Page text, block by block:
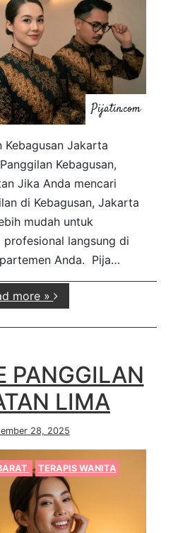
Pijatin.com
Kebagusan Jakarta
Kebagusan,
Jika Anda mencari
di Kebagusan, Jakarta
mudah untuk
langsung di
Anda. Pija…
more »
PANGGILAN
LIMA
28, 2025
TERAPIS WANITA